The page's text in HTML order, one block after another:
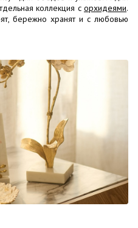
коллекция с орхидеями.
бережно хранят и с любовью